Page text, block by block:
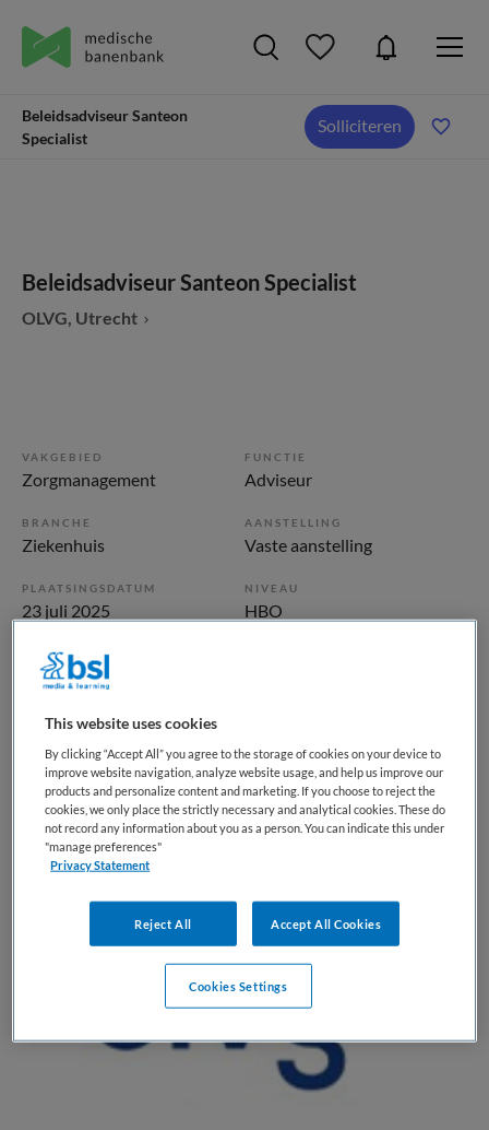
Beleidsadviseur Santeon
Specialist
Solliciteren
Beleidsadviseur Santeon Specialist
OLVG, Utrecht
VAKGEBIED
Zorgmanagement
FUNCTIE
Adviseur
BRANCHE
Ziekenhuis
AANSTELLING
Vaste aanstelling
PLAATSINGSDATUM
23 juli 2025
NIVEAU
HBO
ERVARING
Ervaren
Vacature niet beschikbaar
Deze vacature Beleidsadviseur Santeon Specialist bij OLVG
is niet meer actueel. Hieronder staan enkele vergelijkbare
vacatures die voor u wellicht interessant zijn.
This website uses cookies
By clicking “Accept All” you agree to the storage of cookies on your device to
improve website navigation, analyze website usage, and help us improve our
products and personalize content and marketing. If you choose to reject the
cookies, we only place the strictly necessary and analytical cookies. These do
not record any information about you as a person. You can indicate this under
"manage preferences"
Privacy Statement
Reject All Accept All Cookies
Cookies Settings